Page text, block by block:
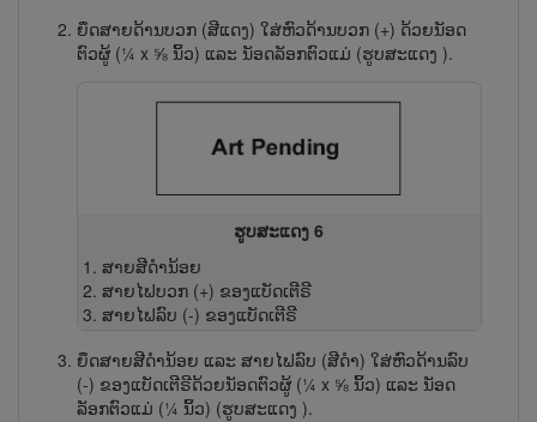
ຍຶດ​ສາຍ​ດ້ານບວກ (ສີ​ແດງ) ໃສ່​ຫົວ​ດ້ານບວກ (+) ດ້ວຍ​ນັອດ​
ຕົວ​ຜູ້ (¼ x ⅝ ນິ້ວ) ແລະ ນັອດ​ລັອກ​ຕົວ​ແມ່ (ຮູບສະແດງ ).
ຮູບສະແດງ 6
ສາຍ​ສີ​ດຳ​ນ້ອຍ
ສາຍໄຟ​ບວກ (+) ຂອງ​ແບັດ​ເຕີ​ຣີ
ສາຍໄຟລົບ (-) ຂອງ​ແບັດ​ເຕີ​ຣີ
ຍຶດ​ສາຍ​ສີ​ດຳ​ນ້ອຍ ແລະ ສາຍ​ໄຟ​ລົບ (ສີ​ດຳ) ໃສ່​ຫົວ​ດ້ານ​ລົບ
(-) ຂອງ​ແບັດ​ເຕີ​ຣີ​ດ້ວຍນັອດ​ຕົວ​ຜູ້ (¼ x ⅝ ນິ້ວ) ແລະ ນັອດ​
ລັອກ​ຕົວ​ແມ່ (¼ ນິ້ວ) (ຮູບສະແດງ ).